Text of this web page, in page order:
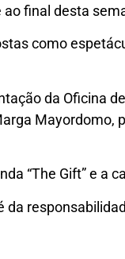
ao final desta
como
da Oficina
Mayordomo,
“The Gift” e a
da